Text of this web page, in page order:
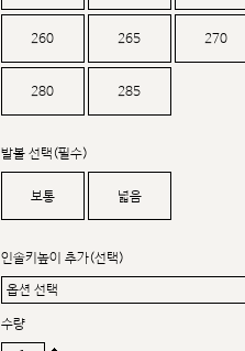
260 265 270
280 285
발볼 선택(필수)
보통 넓음
인솔키높이 추가(선택)
수량